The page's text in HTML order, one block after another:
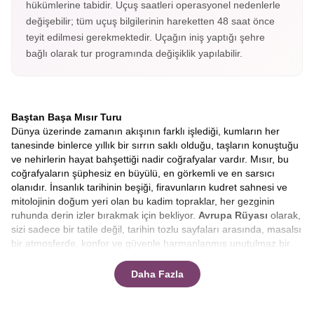
hükümlerine tabidir. Uçuş saatleri operasyonel nedenlerle
değişebilir; tüm uçuş bilgilerinin hareketten 48 saat önce
teyit edilmesi gerekmektedir. Uçağın iniş yaptığı şehre
bağlı olarak tur programında değişiklik yapılabilir.
Baştan Başa Mısır Turu
Dünya üzerinde zamanın akışının farklı işlediği, kumların her
tanesinde binlerce yıllık bir sırrın saklı olduğu, taşların konuştuğu
ve nehirlerin hayat bahşettiği nadir coğrafyalar vardır. Mısır, bu
coğrafyaların şüphesiz en büyülü, en görkemli ve en sarsıcı
olanıdır. İnsanlık tarihinin beşiği, firavunların kudret sahnesi ve
mitolojinin doğum yeri olan bu kadim topraklar, her gezginin
ruhunda derin izler bırakmak için bekliyor. Avrupa Rüyası olarak,
sizi sadece bir tatile değil, tarihin tozlu sayfaları arasında, masalsı
bir atmosferde, konfor ve güvenle harmanlanmış unutulmaz bir
rotamızla, bu eşsiz serüvende yerinizi almaya hazır mısınız?
Bu yolculuk, sadece coğrafi bir yer değiştirme değil, aynı
Daha Fazla